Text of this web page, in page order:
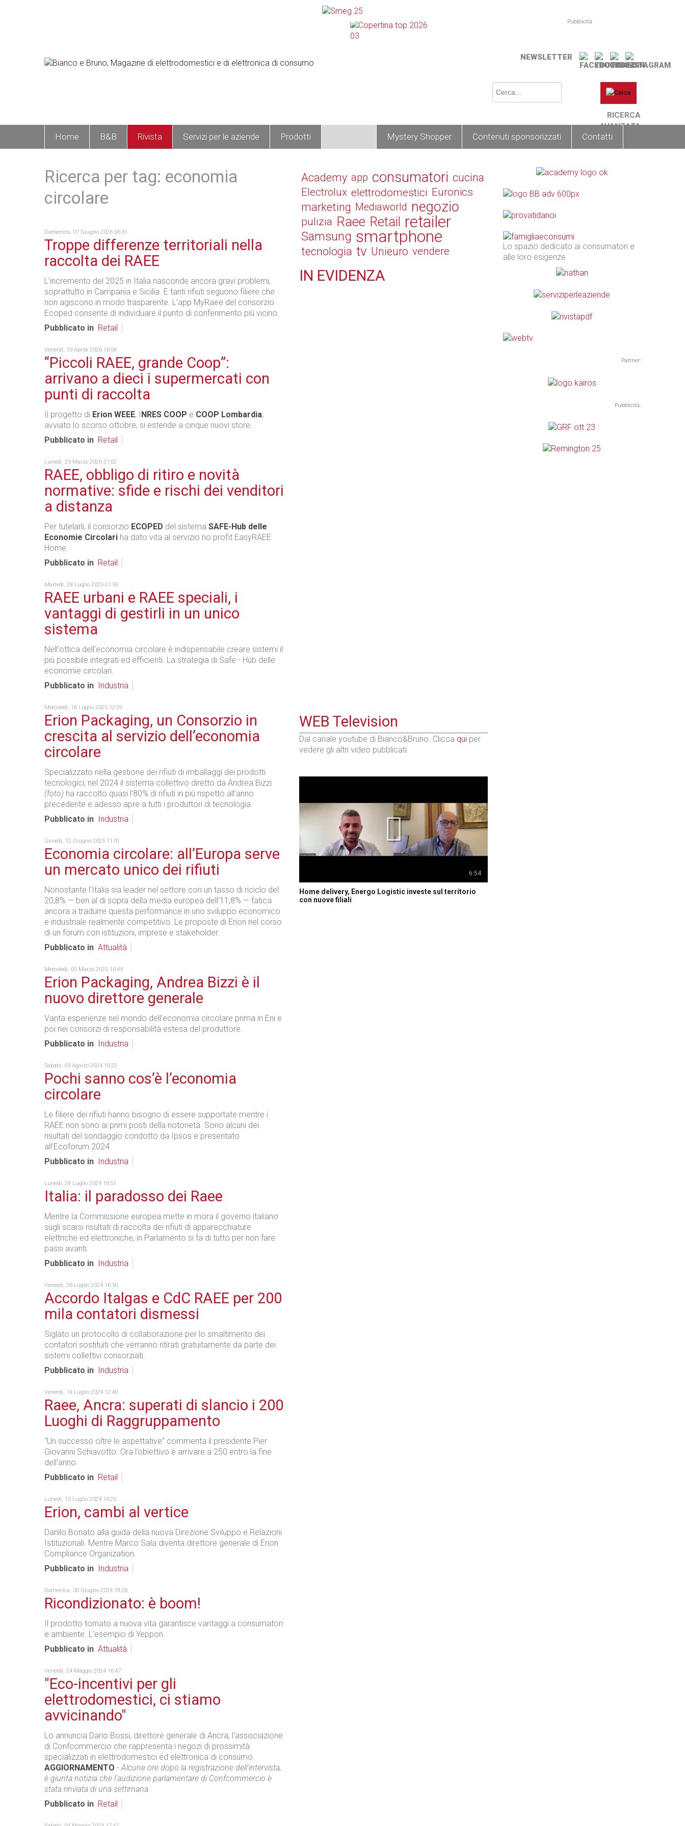
Pubblicità
NEWSLETTER
RICERCA
AVANZATA
Home B&B Rivista Servizi per le aziende Prodotti Mystery Shopper Contenuti sponsorizzati Contatti
Ricerca per tag: economia
circolare
Domenica, 07 Giugno 2026 06:31
Troppe differenze territoriali nella
raccolta dei RAEE
L’incremento del 2025 in Italia nasconde ancora gravi problemi,
soprattutto in Campania e Sicilia. E tanti rifiuti seguono filiere che
non agiscono in modo trasparente. L’app MyRaee del consorzio
Ecoped consente di individuare il punto di conferimento più vicino.
Pubblicato in Retail
Venerdì, 10 Aprile 2026 16:59
“Piccoli RAEE, grande Coop”:
arrivano a dieci i supermercati con
punti di raccolta
Il progetto di Erion WEEE, I NRES COOP e COOP Lombardia,
avviato lo scorso ottobre, si estende a cinque nuovi store.
Pubblicato in Retail
Lunedì, 23 Marzo 2026 21:02
RAEE, obbligo di ritiro e novità
normative: sfide e rischi dei venditori
a distanza
Per tutelarli, il consorzio ECOPED del sistema SAFE-Hub delle
Economie Circolari ha dato vita al servizio no profit EasyRAEE
Home.
Pubblicato in Retail
Martedì, 29 Luglio 2025 21:50
RAEE urbani e RAEE speciali, i
vantaggi di gestirli in un unico
sistema
Nell'ottica dell'economia circolare è indispensabile creare sistemi il
più possibile integrati ed efficienti. La strategia di Safe - Hub delle
economie circolari.
Pubblicato in
Industria
Mercoledì, 16 Luglio 2025 12:29
Erion Packaging, un Consorzio in
crescita al servizio dell’economia
circolare
Specializzato nella gestione dei rifiuti di imballaggi dei prodotti
tecnologici, nel 2024 il sistema collettivo diretto da Andrea Bizzi
(foto) ha raccolto quasi l’80% di rifiuti in più rispetto all’anno
precedente e adesso apre a tutti i produttori di tecnologia.
Pubblicato in
Industria
Giovedì, 12 Giugno 2025 11:01
Economia circolare: all’Europa serve
un mercato unico dei rifiuti
Nonostante l’Italia sia leader nel settore con un tasso di riciclo del
20,8% — ben al di sopra della media europea dell’11,8% — fatica
ancora a tradurre questa performance in uno sviluppo economico
e industriale realmente competitivo. Le proposte di Erion nel corso
di un forum con istituzioni, imprese e stakeholder.
Pubblicato in Attualità
Mercoledì, 05 Marzo 2025 10:44
Erion Packaging, Andrea Bizzi è il
nuovo direttore generale
Vanta esperienze nel mondo dell’economia circolare prima in Eni e
poi nei consorzi di responsabilità estesa del produttore.
Pubblicato in
Industria
Sabato, 03 Agosto 2024 19:22
Pochi sanno cos’è l’economia
circolare
Le filiere dei rifiuti hanno bisogno di essere supportate mentre i
RAEE non sono ai primi posti della notorietà. Sono alcuni dei
risultati del sondaggio condotto da Ipsos e presentato
all’Ecoforum 2024.
Pubblicato in
Industria
Lunedì, 29 Luglio 2024 16:51
Italia: il paradosso dei Raee
Mentre la Commissione europea mette in mora il governo italiano
sugli scarsi risultati di raccolta dei rifiuti di apparecchiature
elettriche ed elettroniche, in Parlamento si fa di tutto per non fare
passi avanti.
Pubblicato in
Industria
Venerdì, 26 Luglio 2024 16:30
Accordo Italgas e CdC RAEE per 200
mila contatori dismessi
Siglato un protocollo di collaborazione per lo smaltimento dei
contatori sostituiti che verranno ritirati gratuitamente da parte dei
sistemi collettivi consorziati.
Pubblicato in
Industria
Venerdì, 19 Luglio 2024 12:40
Raee, Ancra: superati di slancio i 200
Luoghi di Raggruppamento
“Un successo oltre le aspettative” commenta il presidente Pier
Giovanni Schiavotto. Ora l’obiettivo è arrivare a 250 entro la fine
dell'anno.
Pubblicato in Retail
Lunedì, 15 Luglio 2024 16:25
Erion, cambi al vertice
Danilo Bonato alla guida della nuova Direzione Sviluppo e Relazioni
Istituzionali. Mentre Marco Sala diventa direttore generale di Erion
Compliance Organization.
Pubblicato in
Industria
Domenica, 30 Giugno 2024 18:26
Ricondizionato: è boom!
Il prodotto tornato a nuova vita garantisce vantaggi a consumatori
e ambiente. L’esempio di Yeppon.
Pubblicato in Attualità
Venerdì, 24 Maggio 2024 16:47
"Eco-incentivi per gli
elettrodomestici, ci stiamo
avvicinando"
Lo annuncia Dario Bossi, direttore generale di Ancra, l'associazione
di Confcommercio che rappresenta i negozi di prossimità
specializzati in elettrodomestici ed elettronica di consumo.
AGGIORNAMENTO -Alcune ore dopo la registrazione dell'intervista,
è giunta notizia che l'audizione parlamentare di Confcommercio è
stata rinviata di una settimana.
Pubblicato in Retail
Academy app consumatori cucina
Electrolux elettrodomestici Euronics
marketing Mediaworld negozio
pulizia Raee Retail retailer
Samsung smartphone
tecnologia tv Unieuro vendere
IN EVIDENZA
WEB Television
Dal canale youtube di Bianco&Bruno. Clicca qui per
vedere gli altri video pubblicati.
6:54
Home delivery, Energo Logistic investe sul territorio
con nuove filiali
Lo spazio dedicato ai consumatori e
alle loro esigenze
Partner:
Pubblicità: